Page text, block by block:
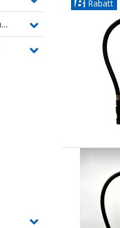
Tresore & Feuerschutzschränke
Rabatt